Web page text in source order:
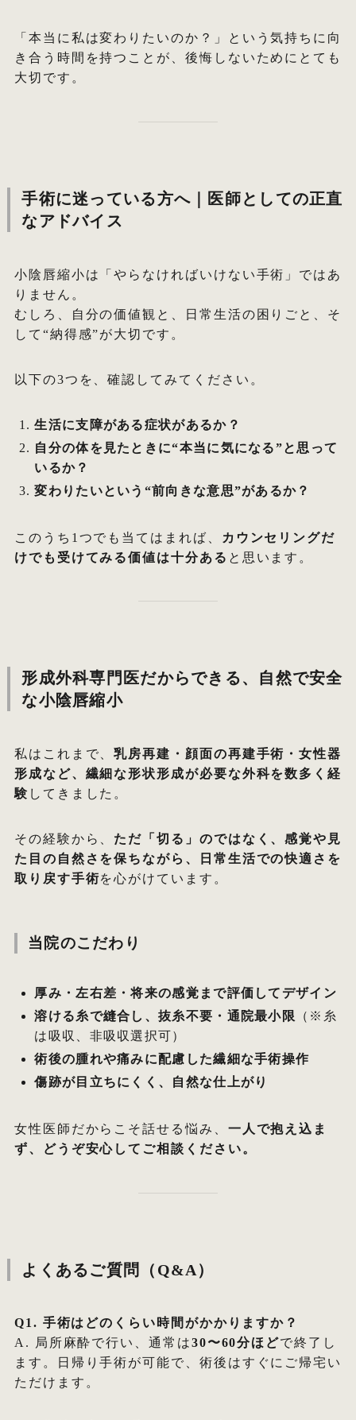
「本当に私は変わりたいのか？」という気持ちに向
き合う時間を持つことが、後悔しないためにとても
大切です。
手術に迷っている方へ｜医師としての正直
なアドバイス
小陰唇縮小は「やらなければいけない手術」ではあ
りません。
むしろ、自分の価値観と、日常生活の困りごと、そ
して“納得感”が大切です。
以下の3つを、確認してみてください。
生活に支障がある症状があるか？
自分の体を見たときに“本当に気になる”と思って
いるか？
変わりたいという“前向きな意思”があるか？
このうち1つでも当てはまれば、
カウンセリングだ
けでも受けてみる価値は十分ある と思います。
形成外科専門医だからできる、自然で安全
な小陰唇縮小
私はこれまで、乳房再建・顔面の再建手術・女性器
形成など、繊細な形状形成が必要な外科を数多く経
験 してきました。
その経験から、 ただ「切る」のではなく、感覚や見
た目の自然さを保ちながら、日常生活での快適さを
取り戻す手術を心がけています。
当院のこだわり
厚み・左右差・将来の感覚まで評価してデザイン
溶ける糸で縫合し、抜糸不要・通院最小限
（※糸
は吸収、非吸収選択可）
術後の腫れや痛みに配慮した繊細な手術操作
傷跡が目立ちにくく、自然な仕上がり
女性医師だからこそ話せる悩み、 一人で抱え込ま
ず、どうぞ安心してご相談ください。
よくあるご質問（Q&A）
Q1. 手術はどのくらい時間がかかりますか？
A. 局所麻酔で行い、通常は30〜60分ほどで終了し
ます。日帰り手術が可能で、術後はすぐにご帰宅い
ただけます。